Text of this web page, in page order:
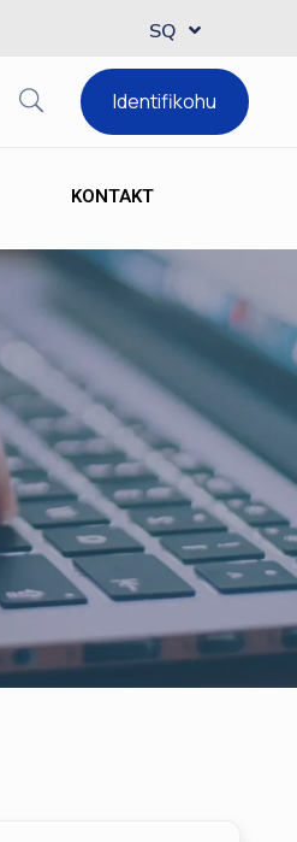
SQ
EN
Identifikohu
KONTAKT